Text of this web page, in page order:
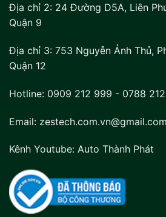
Địa chỉ 2: 24 Đường D5A, Liên
Quận 9
Địa chỉ 3: 753 Nguyễn Ảnh Thủ,
Quận 12
Hotline: 0909 212 999 - 0788
Email: zestech.com.vn@gmail.com
Kênh Youtube: Auto Thành Phát